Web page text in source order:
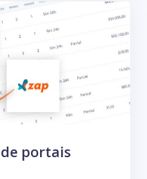
portais